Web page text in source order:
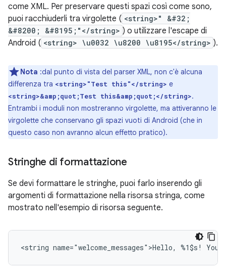
come XML. Per preservare questi spazi così come sono,
puoi racchiuderli tra virgolette ( <string>" &#32;
&#8200; &#8195;"</string> ) o utilizzare l'escape di
Android ( <string> \u0032 \u8200 \u8195</string> ).
Nota :dal punto di vista del parser XML, non c'è alcuna
differenza tra <string>"Test this"</string> e
<string>&amp;quot;Test this&amp;quot;</string>.
Entrambi i moduli non mostreranno virgolette, ma attiveranno le
virgolette che conservano gli spazi vuoti di Android (che in
questo caso non avranno alcun effetto pratico).
Stringhe di formattazione
Se devi formattare le stringhe, puoi farlo inserendo gli
argomenti di formattazione nella risorsa stringa, come
mostrato nell'esempio di risorsa seguente.
<string name="welcome_messages">Hello, %1$s! You